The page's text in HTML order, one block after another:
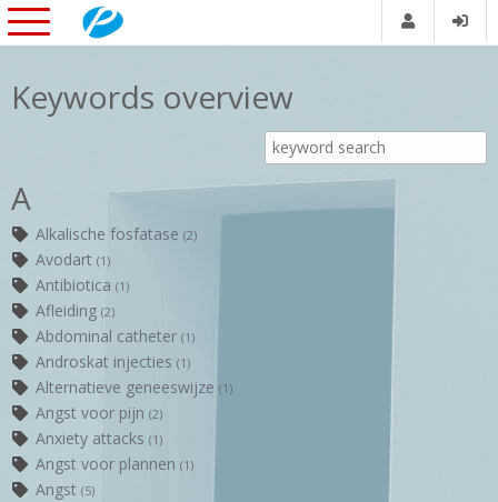
Keywords overview
A
Alkalische fosfatase(2)
Avodart(1)
Antibiotica(1)
Afleiding(2)
Abdominal catheter(1)
Androskat injecties(1)
Alternatieve geneeswijze(1)
Angst voor pijn(2)
Anxiety attacks(1)
Angst voor plannen(1)
Angst(5)